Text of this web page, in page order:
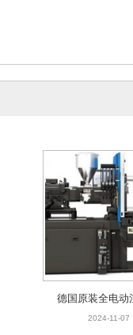
德国原装全电动
2024-11-07
德国原装全电动
2024-11-07